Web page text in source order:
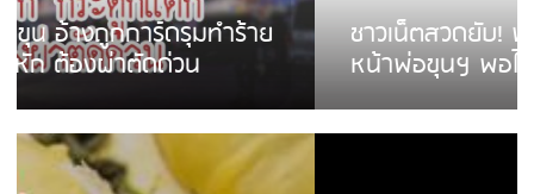
ชาวเน็ตสวดยับ! พบพม่าเร่ขายพวงมาลัย
หน้าพ่อขุนฯ พอไม่ซื้อเดินตาม